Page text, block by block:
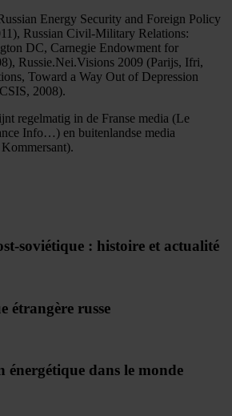
Energy Security and Foreign Policy
Russian Civil-Military Relations:
DC, Carnegie Endowment for
Russie.Nei.Visions 2009 (Parijs, Ifri,
Toward a Way Out of Depression
2008).
regelmatig in de Franse media (Le
Info…) en buitenlandse media
soviétique : histoire et actualité
étrangère russe
énergétique dans le monde